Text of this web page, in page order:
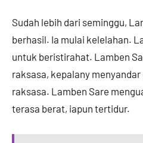
Sudah lebih dari seminggu,
berhasil. Ia mulai kelelahan.
untuk beristirahat. Lamben
raksasa, kepalany
raksasa. Lamben Sare
terasa berat, iapun tertidur.